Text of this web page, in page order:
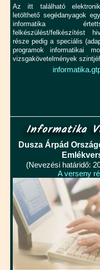
Az itt található
letölthető segédanyagok
informatika
felkészülést/felkészítést
része pedig a speciális
programok informatikai
vizsgakövetelmények
Informatika
Dusza Árpád
(Nevezési határidő:
A verseny